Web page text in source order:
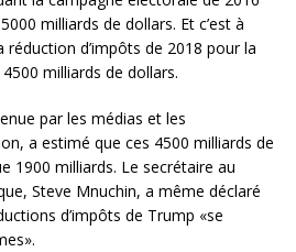
milliards de dollars. Et c’est à
réduction d’impôts de 2018 pour la
milliards de dollars.
par les médias et les
a estimé que ces 4500 milliards de
1900 milliards. Le secrétaire au
Steve Mnuchin, a même déclaré
d’impôts de Trump «se